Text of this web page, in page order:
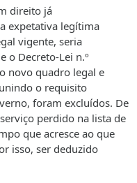
direito já
expetativa legítima
vigente, seria
o Decreto-Lei n.º
novo quadro legal e
o requisito
foram excluídos. De
perdido na lista de
que acresce ao que
isso, ser deduzido